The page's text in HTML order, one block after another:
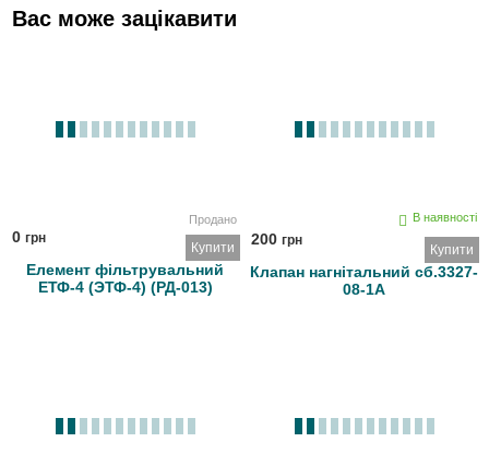
Вас може зацікавити
Продано
0 грн
Купити
Елемент фільтрувальний
ЕТФ-4 (ЭТФ-4) (РД-013)
В наявності
200 грн
Купити
Клапан нагнітальний сб.3327-
08-1А